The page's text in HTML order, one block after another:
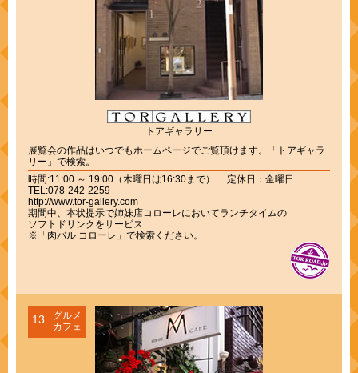
トアギャラリー
展覧会の作品はいつでもホームページでご覧頂けます。「トアギャラ
リー」で検索。
時間:11:00 ～ 19:00（木曜日は16:30まで） 定休日：金曜日
TEL:078-242-2259
http://www.tor-gallery.com
期間中、本状提示で姉妹店コローレにおいてランチタイムの
ソフトドリンクをサービス
※「肉バル コローレ」で検索ください。
13
グルメ
カフェ